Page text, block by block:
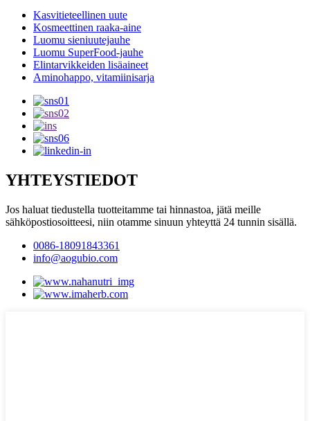
Kasvitieteellinen uute
Kosmeettinen raaka-aine
Luomu sieniuutejauhe
Luomu SuperFood-jauhe
Elintarvikkeiden lisäaineet
Aminohappo, vitamiinisarja
YHTEYSTIEDOT
Jos haluat tiedustella tuotteitamme tai hinnastoa, jätä meille
sähköpostiosoitteesi, niin otamme sinuun yhteyttä 24 tunnin sisällä.
0086-18091843361
info@aogubio.com